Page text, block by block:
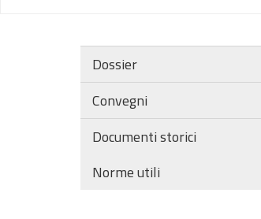
Dossier
Convegni
Documenti storici
Norme utili